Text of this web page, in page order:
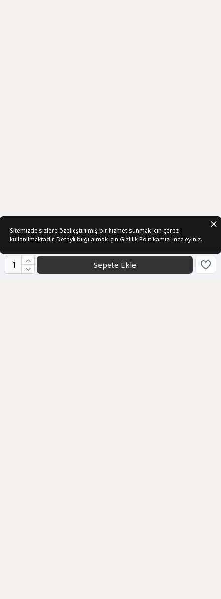
Sepete Ekle
Sitemizde sizlere özelleştirilmiş bir hizmet sunmak için çerez
kullanılmaktadır. Detaylı bilgi almak için Gizlilik Politikamızı inceleyiniz.